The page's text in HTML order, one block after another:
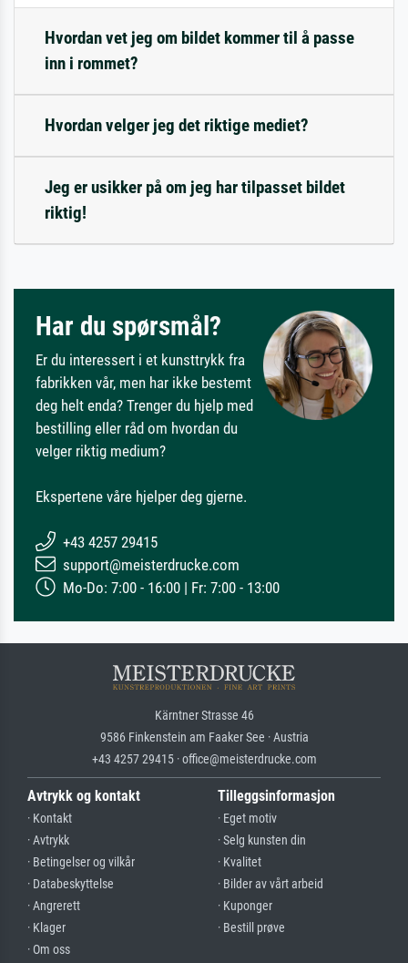
Hvordan vet jeg om bildet kommer til å passe
inn i rommet?
Hvordan velger jeg det riktige mediet?
Jeg er usikker på om jeg har tilpasset bildet
riktig!
Har du spørsmål?
Er du interessert i et kunsttrykk fra
fabrikken vår, men har ikke bestemt
deg helt enda? Trenger du hjelp med
bestilling eller råd om hvordan du
velger riktig medium?
Ekspertene våre hjelper deg gjerne.
+43 4257 29415
support@meisterdrucke.com
Mo-Do: 7:00 - 16:00 | Fr: 7:00 - 13:00
Kärntner Strasse 46
9586 Finkenstein am Faaker See · Austria
+43 4257 29415 · office@meisterdrucke.com
Avtrykk og kontakt
· Kontakt
· Avtrykk
· Betingelser og vilkår
· Databeskyttelse
· Angrerett
· Klager
· Om oss
Tilleggsinformasjon
· Eget motiv
· Selg kunsten din
· Kvalitet
· Bilder av vårt arbeid
· Kuponger
· Bestill prøve